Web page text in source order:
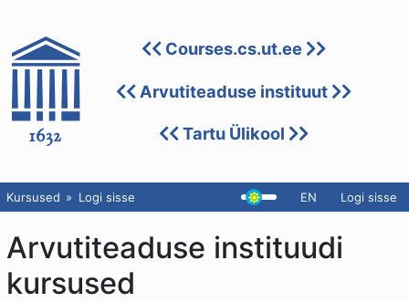
Courses.cs.ut.ee
Arvutiteaduse instituut
Tartu Ülikool
Kursused Logi sisse EN Logi sisse
Arvutiteaduse instituudi
kursused